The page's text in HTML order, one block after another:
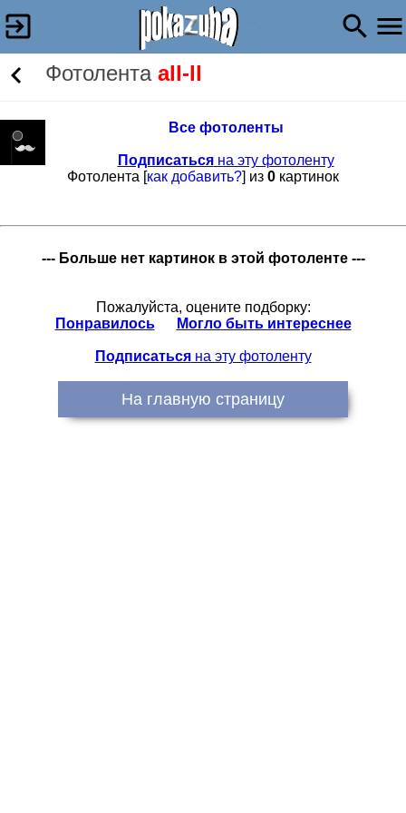
Фотолента all-ll
Все фотоленты
Подписатьсяна эту фотоленту
Фотолента [как добавить?] из 0 картинок
--- Больше нет картинок в этой фотоленте ---
Пожалуйста, оцените подборку:
Понравилось
Могло быть интереснее
Подписатьсяна эту фотоленту
На главную страницу